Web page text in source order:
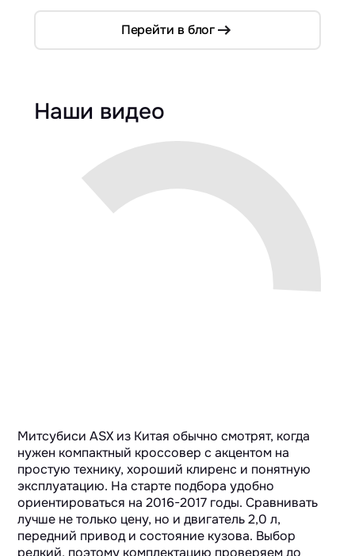
Перейти в блог
Наши видео
Митсубиси ASX из Китая обычно смотрят, когда
нужен компактный кроссовер с акцентом на
простую технику, хороший клиренс и понятную
эксплуатацию. На старте подбора удобно
ориентироваться на 2016-2017 годы. Сравнивать
лучше не только цену, но и двигатель 2,0 л,
передний привод и состояние кузова. Выбор